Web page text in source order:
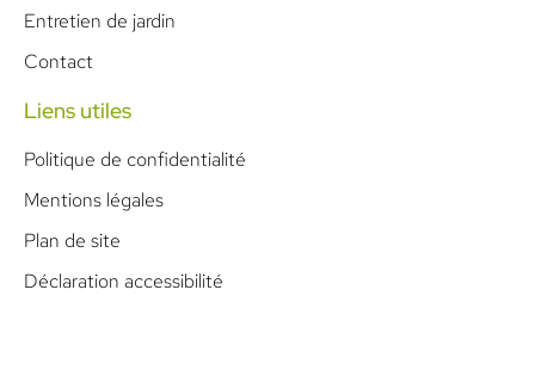
Entretien de jardin
Contact
Liens utiles
Politique de confidentialité
Mentions légales
Plan de site
Déclaration accessibilité